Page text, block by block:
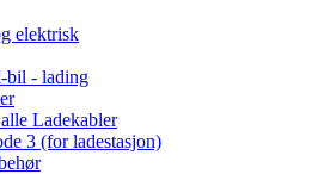
elektrisk
bil - lading
Ladekabler
3 (for ladestasjon)